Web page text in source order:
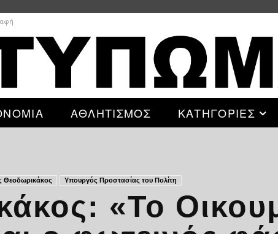
ΑΘΛΗΤΙΣΜΟΣ ΚΑΤΗΓΟΡΙΕΣ
Θεοδωρικάκος Υπουργός Προστασίας του Πολίτη
«Το